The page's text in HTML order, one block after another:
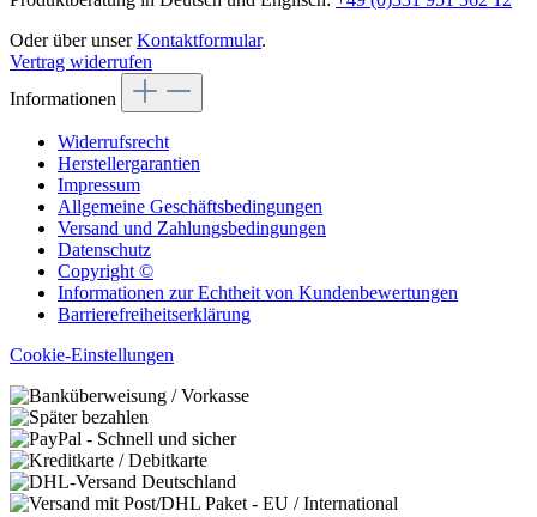
Oder über unserKontaktformular.
Vertrag widerrufen
Informationen
Widerrufsrecht
Herstellergarantien
Impressum
Allgemeine Geschäftsbedingungen
Versand und Zahlungsbedingungen
Datenschutz
Copyright ©
Informationen zur Echtheit von Kundenbewertungen
Barrierefreiheitserklärung
Cookie-Einstellungen